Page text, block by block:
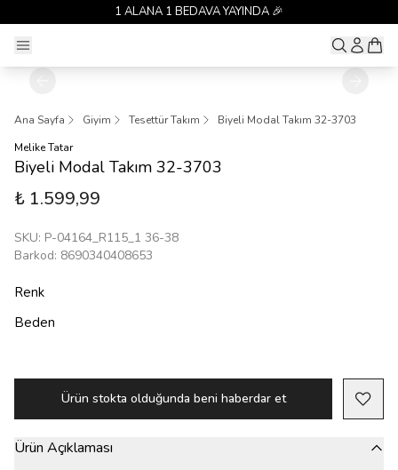
1 ALANA 1 BEDAVA YAYINDA 🎉
Ana Sayfa Giyim Tesettür Takım
Biyeli Modal Takım 32-3703
Melike Tatar
Biyeli Modal Takım 32-3703
₺ 1.599,99
SKU: P-04164_R115_1 36-38
Barkod: 8690340408653
Renk
Beden
Ürün stokta olduğunda beni haberdar et
Ürün Açıklaması